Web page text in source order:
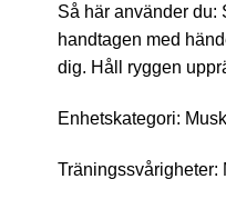
Så här använder du:
handtagen med
dig. Håll ryggen
Enhetskategori:
Träningssvårigheter: